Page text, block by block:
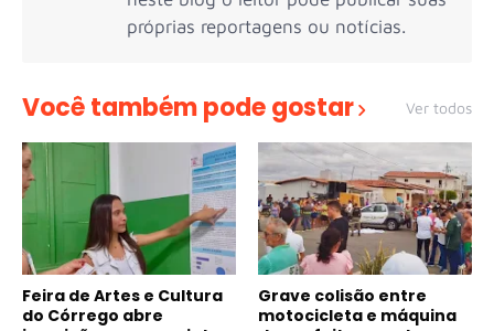
próprias reportagens ou notícias.
Você também pode gostar Ver todos
Feira de Artes e Cultura
do Córrego abre
Grave colisão entre
motocicleta e máquina